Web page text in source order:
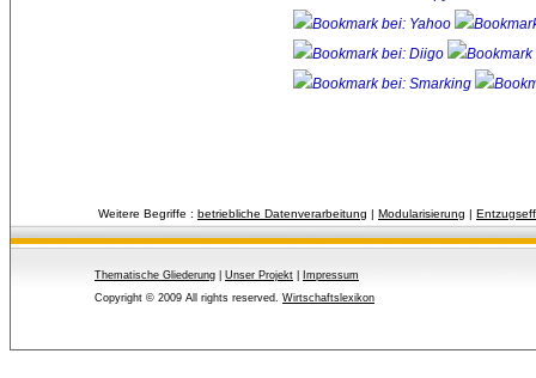
Weitere Begriffe : betriebliche Datenverarbeitung | Modularisierung |
Thematische Gliederung Unser Projekt
Impressum
Copyright © 2009 All rights reserved. Wirtschaftslexikon